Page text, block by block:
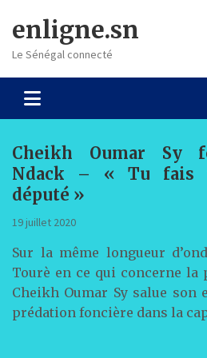
content
enligne.sn
Le Sénégal connecté
Cheikh Oumar Sy
Ndack – « Tu fais
député »
19 juillet 2020
Sur la même longueur
Tourè en ce qui concerne
Cheikh Oumar Sy salue son
prédation foncière dans la